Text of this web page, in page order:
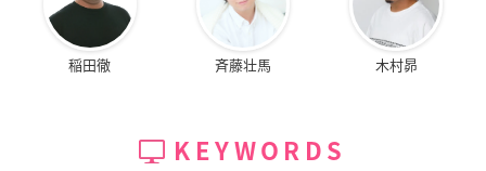
稲田徹 斉藤壮馬 木村昴
KEYWORDS